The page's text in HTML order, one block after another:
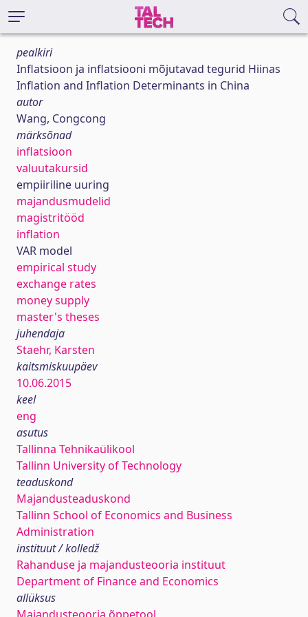
pealkiri
Inflatsioon ja inflatsiooni mõjutavad tegurid Hiinas
Inflation and Inflation Determinants in China
autor
Wang, Congcong
märksõnad
inflatsioon
valuutakursid
empiiriline uuring
majandusmudelid
magistritööd
inflation
VAR model
empirical study
exchange rates
money supply
master's theses
juhendaja
Staehr, Karsten
kaitsmiskuupäev
10.06.2015
keel
eng
asutus
Tallinna Tehnikaülikool
Tallinn University of Technology
teaduskond
Majandusteaduskond
Tallinn School of Economics and Business
Administration
instituut / kolledž
Rahanduse ja majandusteooria instituut
Department of Finance and Economics
allüksus